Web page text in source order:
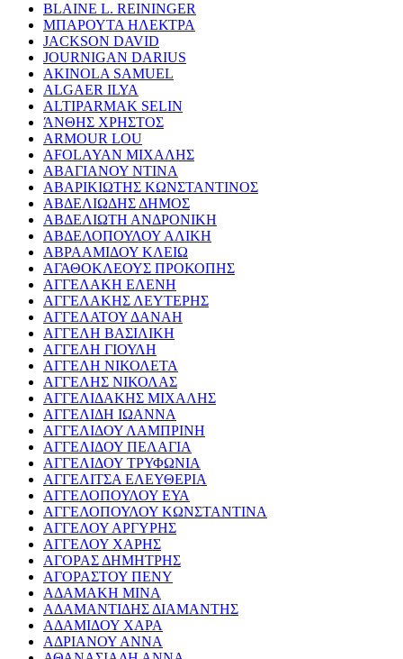
BLAINE L. REININGER
ΜΠΑΡΟΥΤΑ ΗΛΕΚΤΡΑ
JACKSON DAVID
JOURNIGAN DARIUS
AKINOLA SAMUEL
ALGAER ILYA
ALTIPARMAK SELIN
ΆΝΘΗΣ ΧΡΗΣΤΟΣ
ARMOUR LOU
AFOLAYAN ΜΙΧΑΛΗΣ
ΑΒΑΓΙΑΝΟΥ ΝΤΙΝΑ
ΑΒΑΡΙΚΙΩΤΗΣ ΚΩΝΣΤΑΝΤΙΝΟΣ
ΑΒΔΕΛΙΩΔΗΣ ΔΗΜΟΣ
ΑΒΔΕΛΙΩΤΗ ΑΝΔΡΟΝΙΚΗ
ΑΒΔΕΛΟΠΟΥΛΟΥ ΑΛΙΚΗ
ΑΒΡΑΑΜΙΔΟΥ ΚΛΕΙΩ
ΑΓΑΘΟΚΛΕΟΥΣ ΠΡΟΚΟΠΗΣ
ΑΓΓΕΛΑΚΗ ΕΛΕΝΗ
ΑΓΓΕΛΑΚΗΣ ΛΕΥΤΕΡΗΣ
ΑΓΓΕΛΑΤΟΥ ΔΑΝΑΗ
ΑΓΓΕΛΗ ΒΑΣΙΛΙΚΗ
ΑΓΓΕΛΗ ΓΙΟΥΛΗ
ΑΓΓΕΛΗ ΝΙΚΟΛΕΤΑ
ΑΓΓΕΛΗΣ ΝΙΚΟΛΑΣ
ΑΓΓΕΛΙΔΑΚΗΣ ΜΙΧΑΛΗΣ
ΑΓΓΕΛΙΔΗ ΙΩΑΝΝΑ
ΑΓΓΕΛΙΔΟΥ ΛΑΜΠΡΙΝΗ
ΑΓΓΕΛΙΔΟΥ ΠΕΛΑΓΙΑ
ΑΓΓΕΛΙΔΟΥ ΤΡΥΦΩΝΙΑ
ΑΓΓΕΛΙΤΣΑ ΕΛΕΥΘΕΡΙΑ
ΑΓΓΕΛΟΠΟΥΛΟΥ ΕΥΑ
ΑΓΓΕΛΟΠΟΥΛΟΥ ΚΩΝΣΤΑΝΤΙΝΑ
ΑΓΓΕΛΟΥ ΑΡΓΥΡΗΣ
ΑΓΓΕΛΟΥ ΧΑΡΗΣ
ΑΓΟΡΑΣ ΔΗΜΗΤΡΗΣ
ΑΓΟΡΑΣΤΟΥ ΠΕΝΥ
ΑΔΑΜΑΚΗ ΜΙΝΑ
ΑΔΑΜΑΝΤΙΔΗΣ ΔΙΑΜΑΝΤΗΣ
ΑΔΑΜΙΔΟΥ ΧΑΡΑ
ΑΔΡΙΑΝΟΥ ΑΝΝΑ